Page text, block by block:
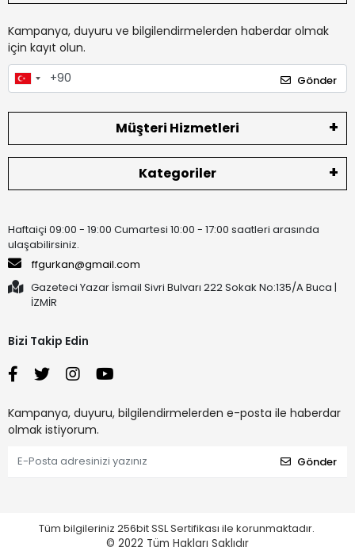
Kampanya, duyuru ve bilgilendirmelerden haberdar olmak
için kayıt olun.
Gönder
Müşteri Hizmetleri
Kategoriler
Haftaiçi 09:00 - 19:00 Cumartesi 10:00 - 17:00 saatleri arasında
ulaşabilirsiniz.
ffgurkan@gmail.com
Gazeteci Yazar İsmail Sivri Bulvarı 222 Sokak No:135/A Buca |
İZMİR
Bizi Takip Edin
Kampanya, duyuru, bilgilendirmelerden e-posta ile haberdar
olmak istiyorum.
Gönder
Tüm bilgileriniz 256bit SSL Sertifikası ile korunmaktadır.
© 2022 Tüm Hakları Saklıdır